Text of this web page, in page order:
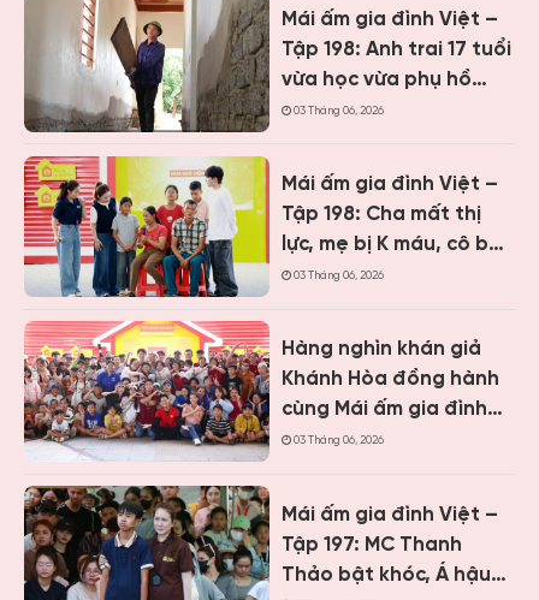
Mái ấm gia đình Việt –
Tập 198: Anh trai 17 tuổi
vừa học vừa phụ hồ
nuôi gia đình, cô em lớp
vật khiến nhiều người
nghẹn lòng
03 Tháng 06, 2026
Mái ấm gia đình Việt –
Tập 198: Cha mất thị
lực, mẹ bị K máu, cô bé
vẫn nỗ lực học tập
03 Tháng 06, 2026
Hàng nghìn khán giả
Khánh Hòa đồng hành
cùng Mái ấm gia đình
Việt, trao hơn 9 tỷ
03 Tháng 06, 2026
Mái ấm gia đình Việt –
Tập 197: MC Thanh
Thảo bật khóc, Á hậu